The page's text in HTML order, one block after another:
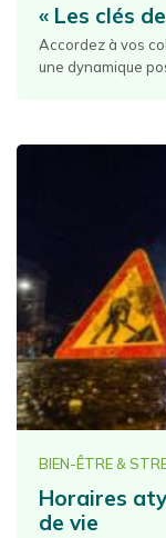
« Les clés
Accordez à vos
une dynamique
BIEN-ÊTRE &
Horaires
de vie